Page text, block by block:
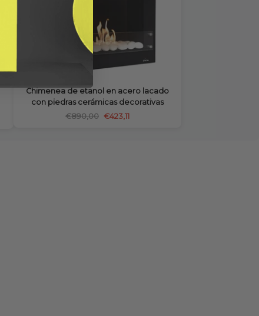
Chimenea de etanol en acero lacado
con piedras cerámicas decorativas
€890,00 €423,11